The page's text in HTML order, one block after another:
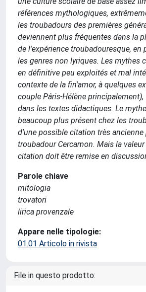
références mythologiques,
les troubadours des premières
deviennent plus fréquentes dans la
de l'expérience troubadouresque, en
les genres non lyriques. Les mythes
en définitive peu exploités et mal
contexte de la fin'amor, à quelques
couple Pâris-Hélène
dans les textes didactiques. Le
beaucoup plus présent chez les
d'une possible citation très ancienne
troubadour Cercamon. Mais la
citation doit être remise en
Parole chiave
mitologia
trovatori
lirica provenzale
Appare nelle tipologie:
01.01 Articolo in rivista
File in questo prodotto: